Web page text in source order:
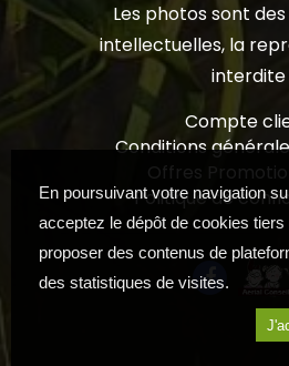
Les photos sont
intellectuelles, la
interdite
Compte
Conditions
Offres
Politique de
En poursuivant votre navigation
acceptez le dépôt de cookies
proposer des contenus de
des statistiques de visites.